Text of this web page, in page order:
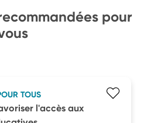
pour
TOUS
l'accès aux